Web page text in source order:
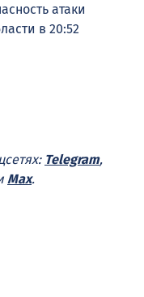
атаки
в 20:52
Telegram,
Max.